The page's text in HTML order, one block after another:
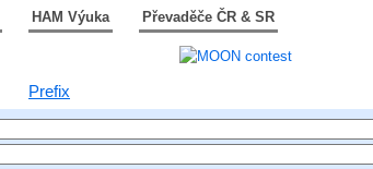
HAM Výuka
Převaděče ČR & SR
Prefix